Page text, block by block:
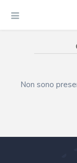
Non sono